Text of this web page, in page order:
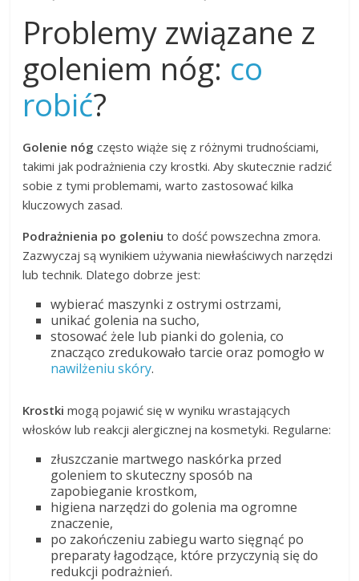
Problemy związane z
goleniem nóg: co
robić?
Golenie nóg często wiąże się z różnymi trudnościami,
takimi jak podrażnienia czy krostki. Aby skutecznie radzić
sobie z tymi problemami, warto zastosować kilka
kluczowych zasad.
Podrażnienia po goleniu to dość powszechna zmora.
Zazwyczaj są wynikiem używania niewłaściwych narzędzi
lub technik. Dlatego dobrze jest:
wybierać maszynki z ostrymi ostrzami,
unikać golenia na sucho,
stosować żele lub pianki do golenia, co
znacząco zredukowało tarcie oraz pomogło w
nawilżeniu skóry.
Krostki mogą pojawić się w wyniku wrastających
włosków lub reakcji alergicznej na kosmetyki. Regularne:
złuszczanie martwego naskórka przed
goleniem to skuteczny sposób na
zapobieganie krostkom,
higiena narzędzi do golenia ma ogromne
znaczenie,
po zakończeniu zabiegu warto sięgnąć po
preparaty łagodzące, które przyczynią się do
redukcji podrażnień.